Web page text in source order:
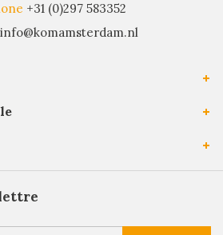
+31 (0)297 583352
info@komamsterdam.nl